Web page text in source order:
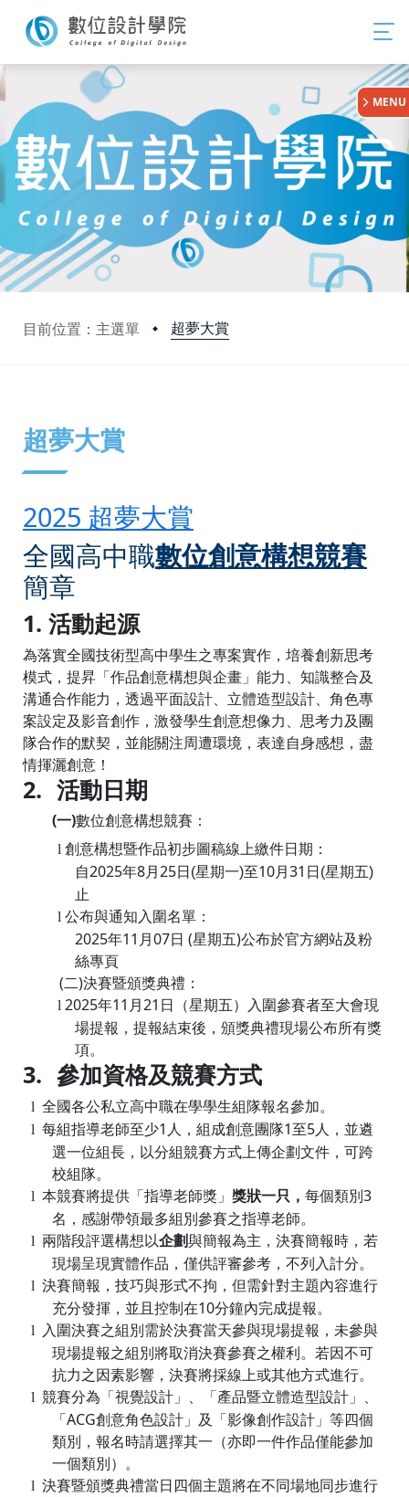
目前位置：主選單 超夢大賞
:::
MENU
超夢大賞
2025 超夢大賞
全國高中職數位創意構想競賽
簡章
1. 活動起源
為落實全國技術型高中學生之專案實作，培養創新思考
模式，提昇「作品創意構想與企畫」能力、知識整合及
溝通合作能力，透過平面設計、立體造型設計、角色專
案設定及影音創作，激發學生創意想像力、思考力及團
隊合作的默契，並能關注周遭環境，表達自身感想，盡
情揮灑創意！
2. 活動日期
(一)數位創意構想競賽：
l 創意構想暨作品初步圖稿線上繳件日期：
自2025年8月25日(星期一)至10月31 日(星期五)
止
l 公布與通知入圍名單：
2025年11 月07日 (星期五)公布於官方網站及粉
絲專頁
(二)決賽暨頒獎典禮：
l 2025年11 月21 日（星期五）入圍參賽者至大會現
場提報，提報結束後，頒獎典禮現場公布所有獎
項。
3. 參加資格及競賽方式
l 全國各公私立高中職在學學生組隊報名參加。
l 每組指導老師至少1 人，組成創意團隊1至5人，並遴
選一位組長，以分組競賽方式上傳企劃文件，可跨
校組隊。
l 本競賽將提供「指導老師獎」獎狀一只，每個類別3
名，感謝帶領最多組別參賽之指導老師。
l 兩階段評選構想以企劃與簡報為主，決賽簡報時，若
現場呈現實體作品，僅供評審參考，不列入計分。
l 決賽簡報，技巧與形式不拘，但需針對主題內容進行
充分發揮，並且控制在10分鐘內完成提報。
l
入圍決賽之組別需於決賽當天參與現場提報，未參與
現場提報之組別將取消決賽參賽之權利。若因不可
抗力之因素影響，決賽將採線上或其他方式進行。
l 競賽分為「視覺設計」、「產品暨立體造型設計」、
「ACG創意角色設計」及「影像創作設計」等四個
類別，報名時請選擇其一（亦即一件作品僅能參加
一個類別）。
l 決賽暨頒獎典禮當日四個主題將在不同場地同步進行